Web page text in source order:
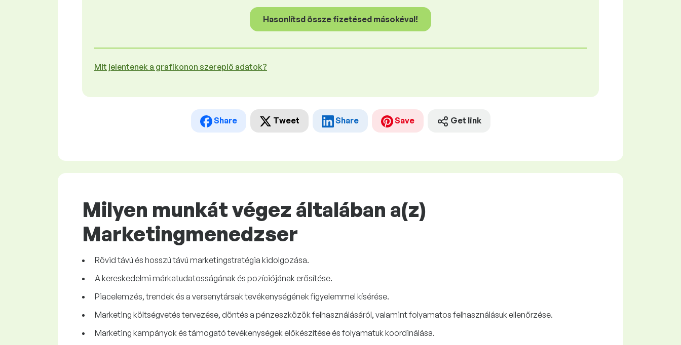
Hasonlítsd össze fizetésed másokéval!
Mit jelentenek a grafikonon szereplő adatok?
Share Tweet Share Save Get link
Milyen munkát végez általában a(z)
Marketingmenedzser
Rövid távú és hosszú távú marketingstratégia kidolgozása.
A kereskedelmi márkatudatosságának és pozíciójának erősítése.
Piacelemzés, trendek és a versenytársak tevékenységének figyelemmel kísérése.
Marketing költségvetés tervezése, döntés a pénzeszközök felhasználásáról, valamint folyamatos felhasználásuk ellenőrzése.
Marketing kampányok és támogató tevékenységek előkészítése és folyamatuk koordinálása.